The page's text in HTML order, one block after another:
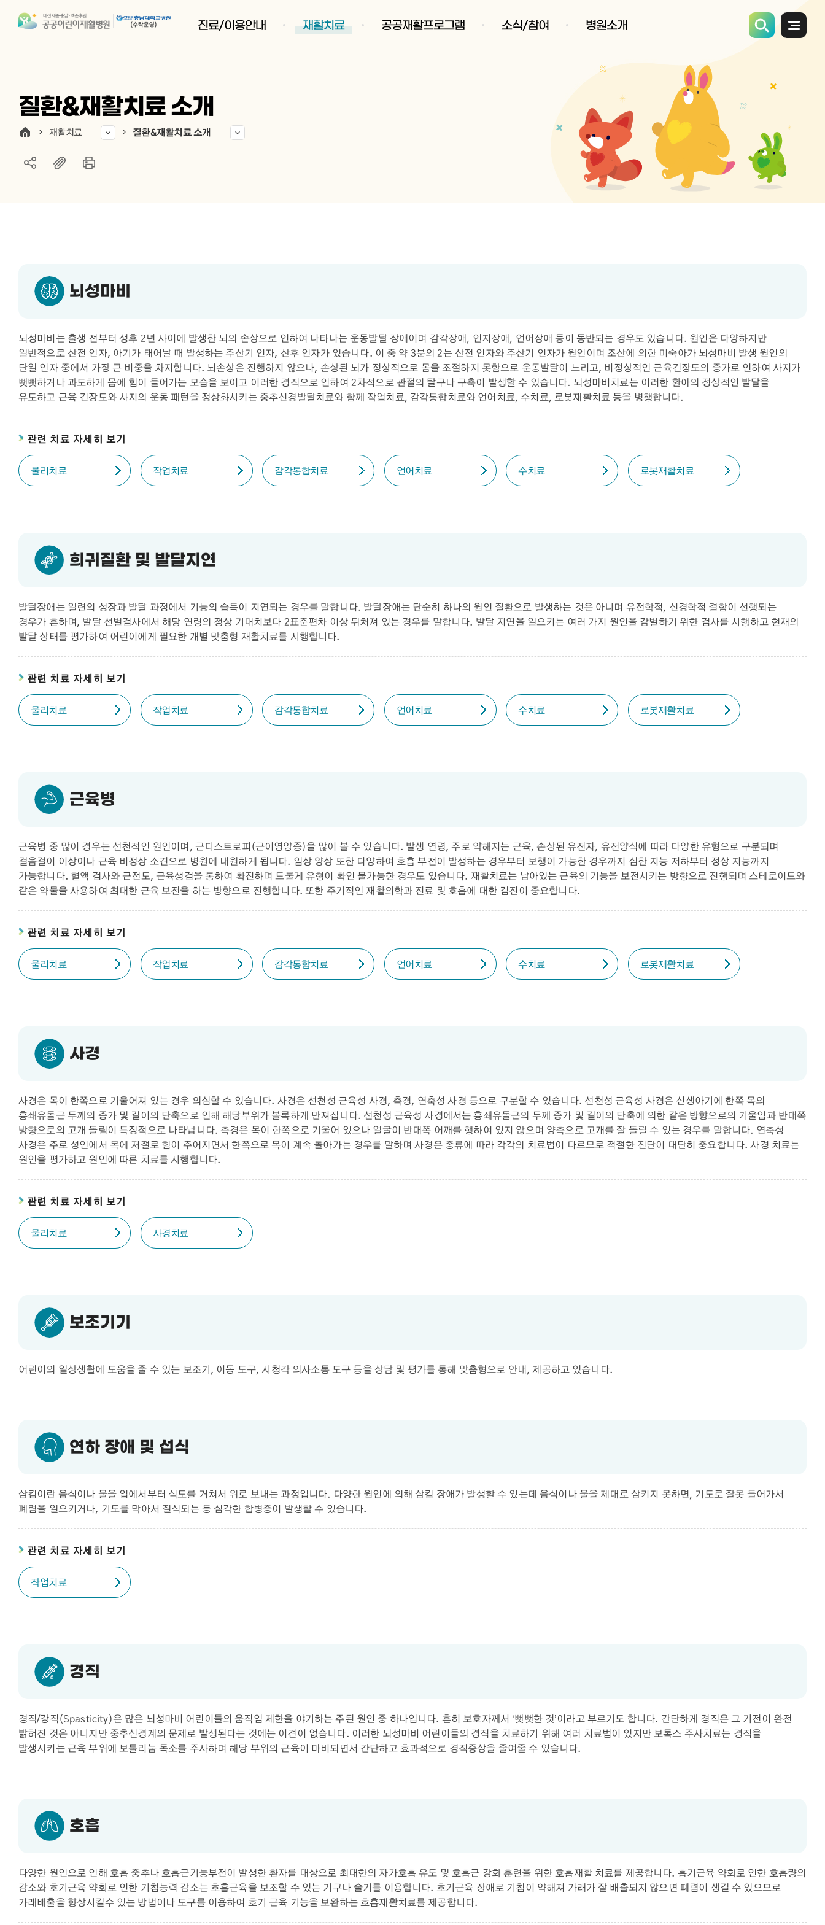
전체메
진료/이용안내 재활치료 공공재활프로그램 소식/참여 병원소개
질환&재활치료 소개
재활치료 질환&재활치료 소개
뇌성마비
뇌성마비는 출생 전부터 생후 2년 사이에 발생한 뇌의 손상으로 인하여 나타나는 운동발달 장애이며 감각장애, 인지장애, 언어장애 등이 동반되는 경우도 있습니다. 원인은 다양하지만
일반적으로 산전 인자, 아기가 태어날 때 발생하는 주산기 인자, 산후 인자가 있습니다. 이 중 약 3분의 2는 산전 인자와 주산기 인자가 원인이며 조산에 의한 미숙아가 뇌성마비 발생 원인의
단일 인자 중에서 가장 큰 비중을 차지합니다. 뇌손상은 진행하지 않으나, 손상된 뇌가 정상적으로 몸을 조절하지 못함으로 운동발달이 느리고, 비정상적인 근육긴장도의 증가로 인하여 사지가
뻣뻣하거나 과도하게 몸에 힘이 들어가는 모습을 보이고 이러한 경직으로 인하여 2차적으로 관절의 탈구나 구축이 발생할 수 있습니다. 뇌성마비치료는 이러한 환아의 정상적인 발달을
유도하고 근육 긴장도와 사지의 운동 패턴을 정상화시키는 중추신경발달치료와 함께 작업치료, 감각통합치료와 언어치료, 수치료, 로봇재활치료 등을 병행합니다.
관련 치료 자세히 보기
물리치료 작업치료 감각통합치료 언어치료 수치료 로봇재활치료
희귀질환 및 발달지연
발달장애는 일련의 성장과 발달 과정에서 기능의 습득이 지연되는 경우를 말합니다. 발달장애는 단순히 하나의 원인 질환으로 발생하는 것은 아니며 유전학적, 신경학적 결함이 선행되는
경우가 흔하며, 발달 선별검사에서 해당 연령의 정상 기대치보다 2표준편차 이상 뒤처져 있는 경우를 말합니다. 발달 지연을 일으키는 여러 가지 원인을 감별하기 위한 검사를 시행하고 현재의
발달 상태를 평가하여 어린이에게 필요한 개별 맞춤형 재활치료를 시행합니다.
관련 치료 자세히 보기
물리치료 작업치료 감각통합치료 언어치료 수치료 로봇재활치료
근육병
근육병 중 많이 경우는 선천적인 원인이며, 근디스트로피(근이영양증)을 많이 볼 수 있습니다. 발생 연령, 주로 약해지는 근육, 손상된 유전자, 유전양식에 따라 다양한 유형으로 구분되며
걸음걸이 이상이나 근육 비정상 소견으로 병원에 내원하게 됩니다. 임상 양상 또한 다양하여 호흡 부전이 발생하는 경우부터 보행이 가능한 경우까지 심한 지능 저하부터 정상 지능까지
가능합니다. 혈액 검사와 근전도, 근육생검을 통하여 확진하며 드물게 유형이 확인 불가능한 경우도 있습니다. 재활치료는 남아있는 근육의 기능을 보전시키는 방향으로 진행되며 스테로이드와
같은 약물을 사용하여 최대한 근육 보전을 하는 방향으로 진행합니다. 또한 주기적인 재활의학과 진료 및 호흡에 대한 검진이 중요합니다.
관련 치료 자세히 보기
물리치료 작업치료 감각통합치료 언어치료 수치료 로봇재활치료
사경
사경은 목이 한쪽으로 기울어져 있는 경우 의심할 수 있습니다. 사경은 선천성 근육성 사경, 측경, 연축성 사경 등으로 구분할 수 있습니다. 선천성 근육성 사경은 신생아기에 한쪽 목의
흉쇄유돌근 두께의 증가 및 길이의 단축으로 인해 해당부위가 볼록하게 만져집니다. 선천성 근육성 사경에서는 흉쇄유돌근의 두께 증가 및 길이의 단축에 의한 같은 방향으로의 기울임과 반대쪽
방향으로의 고개 돌림이 특징적으로 나타납니다. 측경은 목이 한쪽으로 기울어 있으나 얼굴이 반대쪽 어깨를 행하여 있지 않으며 양측으로 고개를 잘 돌릴 수 있는 경우를 말합니다. 연축성
사경은 주로 성인에서 목에 저절로 힘이 주어지면서 한쪽으로 목이 계속 돌아가는 경우를 말하며 사경은 종류에 따라 각각의 치료법이 다르므로 적절한 진단이 대단히 중요합니다. 사경 치료는
원인을 평가하고 원인에 따른 치료를 시행합니다.
관련 치료 자세히 보기
물리치료 사경치료
보조기기
어린이의 일상생활에 도움을 줄 수 있는 보조기, 이동 도구, 시청각 의사소통 도구 등을 상담 및 평가를 통해 맞춤형으로 안내, 제공하고 있습니다.
연하 장애 및 섭식
삼킴이란 음식이나 물을 입에서부터 식도를 거쳐서 위로 보내는 과정입니다. 다양한 원인에 의해 삼킴 장애가 발생할 수 있는데 음식이나 물을 제대로 삼키지 못하면, 기도로 잘못 들어가서
폐렴을 일으키거나, 기도를 막아서 질식되는 등 심각한 합병증이 발생할 수 있습니다.
관련 치료 자세히 보기
작업치료
경직
경직/강직(Spasticity)은 많은 뇌성마비 어린이들의 움직임 제한을 야기하는 주된 원인 중 하나입니다. 흔히 보호자께서 ‘뻣뻣한 것’이라고 부르기도 합니다. 간단하게 경직은 그 기전이 완전
밝혀진 것은 아니지만 중추신경계의 문제로 발생된다는 것에는 이견이 없습니다. 이러한 뇌성마비 어린이들의 경직을 치료하기 위해 여러 치료법이 있지만 보톡스 주사치료는 경직을
발생시키는 근육 부위에 보툴리눔 독소를 주사하며 해당 부위의 근육이 마비되면서 간단하고 효과적으로 경직증상을 줄여줄 수 있습니다.
호흡
다양한 원인으로 인해 호흡 중추나 호흡근기능부전이 발생한 환자를 대상으로 최대한의 자가호흡 유도 및 호흡근 강화 훈련을 위한 호흡재활 치료를 제공합니다. 흡기근육 약화로 인한 호흡량의
감소와 호기근육 약화로 인한 기침능력 감소는 호흡근육을 보조할 수 있는 기구나 술기를 이용합니다. 호기근육 장애로 기침이 약해져 가래가 잘 배출되지 않으면 폐렴이 생길 수 있으므로
가래배출을 향상시킬수 있는 방법이나 도구를 이용하여 호기 근육 기능을 보완하는 호흡재활치료를 제공합니다.